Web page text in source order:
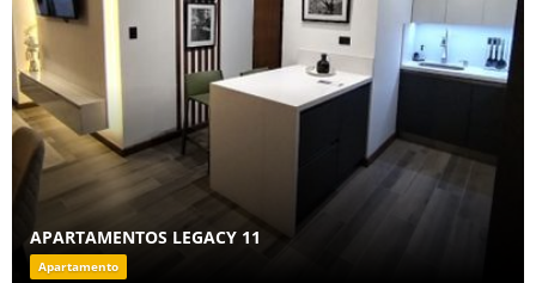
APARTAMENTOS LEGACY 11
Apartamento